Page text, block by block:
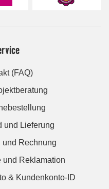
(FAQ)
und Lieferung
und Rechnung
und Reklamation
& Kundenkonto-ID